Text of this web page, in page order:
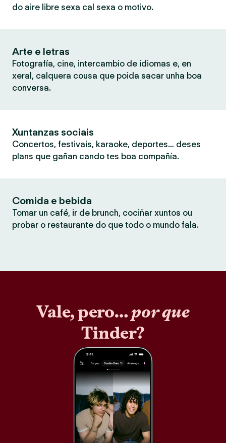
do aire libre sexa cal sexa o motivo.
Arte e letras
Fotografía, cine, intercambio de idiomas e, en
xeral, calquera cousa que poida sacar unha boa
conversa.
Xuntanzas sociais
Concertos, festivais, karaoke, deportes… deses
plans que gañan cando tes boa compañía.
Comida e bebida
Tomar un café, ir de brunch, cociñar xuntos ou
probar o restaurante do que todo o mundo fala.
Vale, pero…por que
Tinder?